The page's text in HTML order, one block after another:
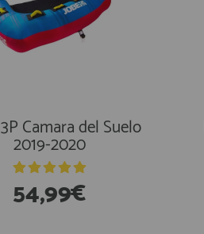
Camara del Suelo
2019-2020
54,99€